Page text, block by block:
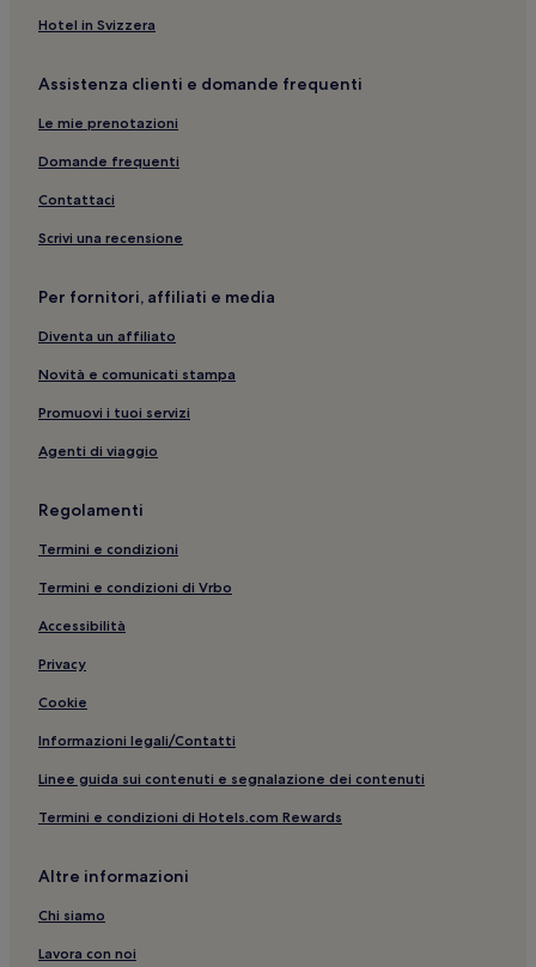
Hotel in Svizzera
Assistenza clienti e domande frequenti
Le mie prenotazioni
Domande frequenti
Contattaci
Scrivi una recensione
Per fornitori, affiliati e media
Diventa un affiliato
Novità e comunicati stampa
Promuovi i tuoi servizi
Agenti di viaggio
Regolamenti
Termini e condizioni
Termini e condizioni di Vrbo
Accessibilità
Privacy
Cookie
Informazioni legali/Contatti
Linee guida sui contenuti e segnalazione dei contenuti
Termini e condizioni di Hotels.com Rewards
Altre informazioni
Chi siamo
Lavora con noi